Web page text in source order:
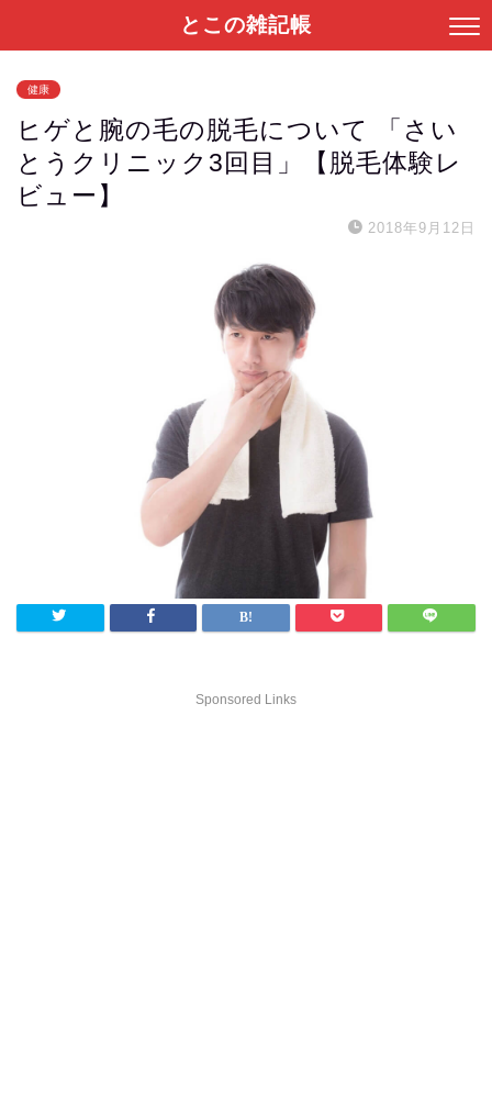
とこの雑記帳
健康
ヒゲと腕の毛の脱毛について 「さい
とうクリニック3回目」【脱毛体験レ
ビュー】
2018年9月12日
Sponsored Links